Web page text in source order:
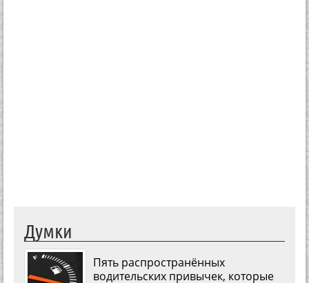
Думки
Пять распространённых
водительских привычек, которые